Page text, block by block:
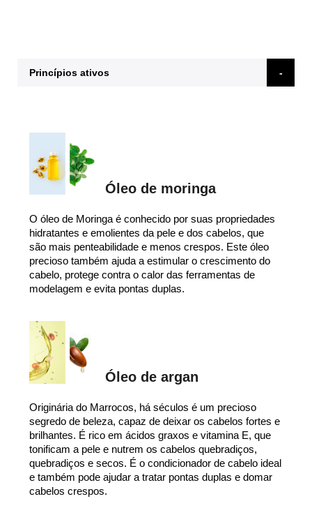
Princípios ativos
Óleo de moringa
O óleo de Moringa é conhecido por suas propriedades
hidratantes e emolientes da pele e dos cabelos, que
são mais penteabilidade e menos crespos. Este óleo
precioso também ajuda a estimular o crescimento do
cabelo, protege contra o calor das ferramentas de
modelagem e evita pontas duplas.
Óleo de argan
Originária do Marrocos, há séculos é um precioso
segredo de beleza, capaz de deixar os cabelos fortes e
brilhantes. É rico em ácidos graxos e vitamina E, que
tonificam a pele e nutrem os cabelos quebradiços,
quebradiços e secos. É o condicionador de cabelo ideal
e também pode ajudar a tratar pontas duplas e domar
cabelos crespos.